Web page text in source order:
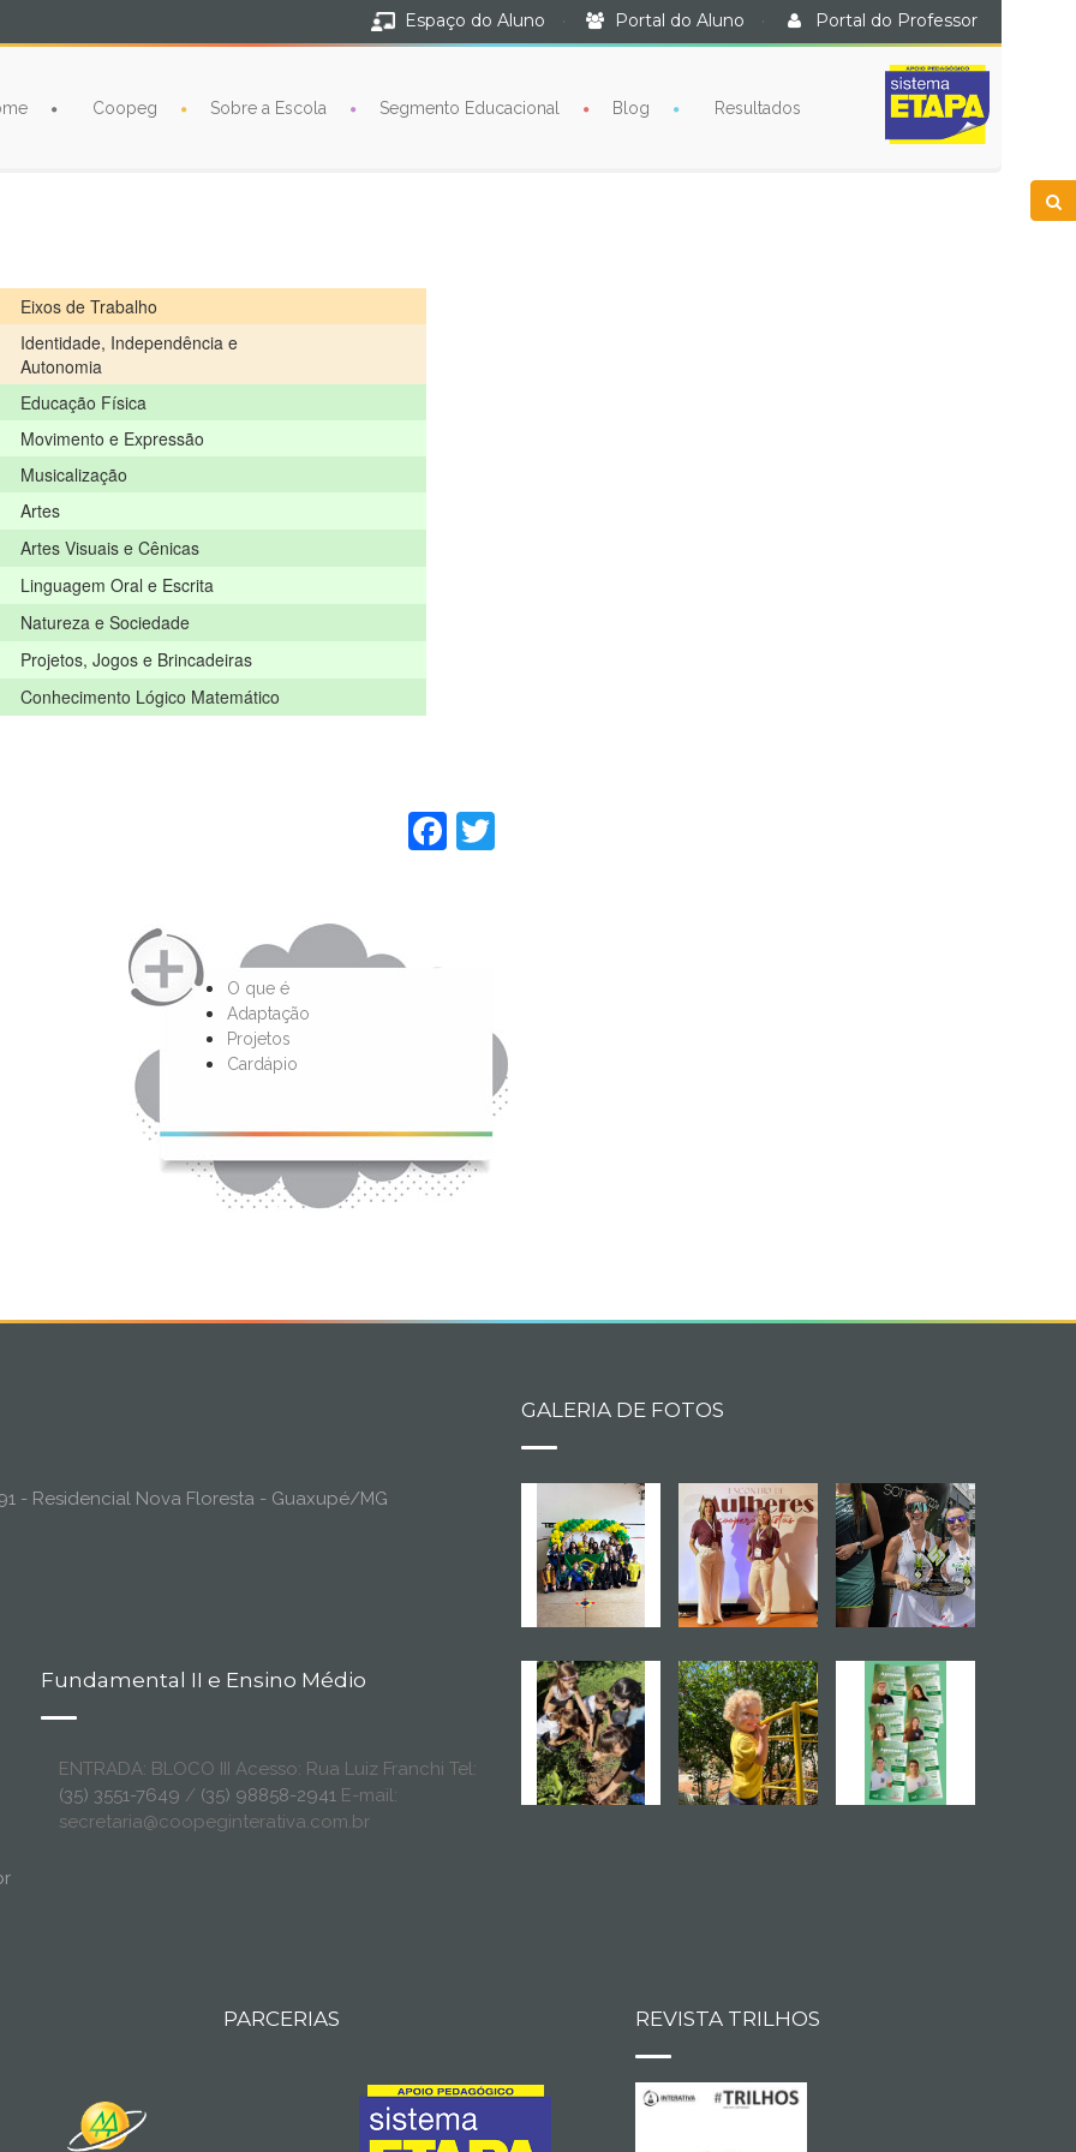
Espaço do Aluno · Portal do Aluno · Portal do Professor
Coopeg Sobre a Escola Segmento Educacional Blog Resultados
Eixos de Trabalho
Identidade, Independência e
Autonomia
Educação Física
Movimento e Expressão
Musicalização
Artes
Artes Visuais e Cênicas
Linguagem Oral e Escrita
Natureza e Sociedade
Projetos, Jogos e Brincadeiras
Conhecimento Lógico Matemático
Facebook
Twitter
O que é
Adaptação
Projetos
Cardápio
- Residencial Nova Floresta - Guaxupé/MG
Fundamental II e Ensino Médio
ENTRADA: BLOCO III Acesso: Rua Luiz Franchi Tel:
(35) 3551-7649 / (35) 98858-2941E-mail:
secretaria@coopeginterativa.com.br
GALERIA DE FOTOS
PARCERIAS REVISTA TRILHOS